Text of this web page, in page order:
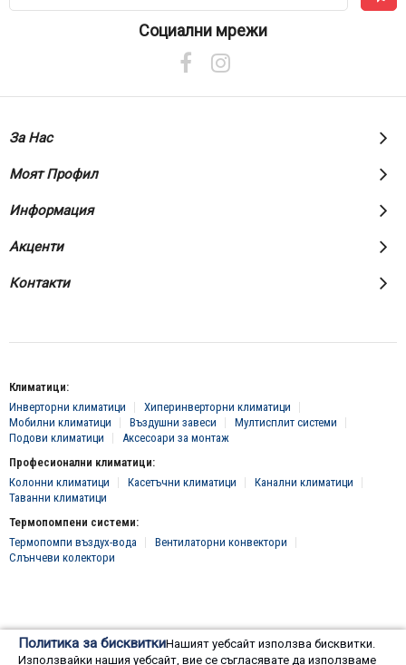
Политика за бисквиткиНашият уебсайт използва бисквитки.
Използвайки нашия уебсайт, вие се съгласявате да използваме
за
Социални мрежи
За Нас
Моят Профил
Информация
Акценти
Контакти
Климатици:
Инверторни климатици
Хиперинверторни климатици
Мобилни климатици
Въздушни завеси
Мултисплит системи
Подови климатици
Аксесоари за монтаж
Професионални климатици:
Колонни климатици
Касетъчни климатици
Канални климатици
Таванни климатици
Термопомпени системи:
Термопомпи въздух-вода
Вентилаторни конвектори
Слънчеви колектори
© 2016 - 2024 Всички права запазени, "Клима Инженеринг 2016" ЕООД
Онлайн магазин от